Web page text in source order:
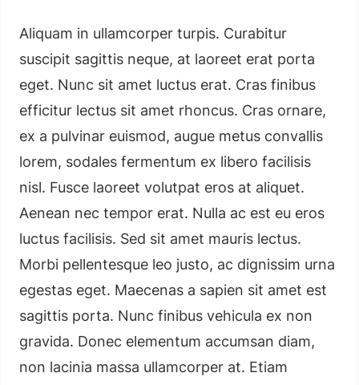
Aliquam in ullamcorper turpis. Curabitur
suscipit sagittis neque, at laoreet erat porta
eget. Nunc sit amet luctus erat. Cras finibus
efficitur lectus sit amet rhoncus. Cras ornare,
ex a pulvinar euismod, augue metus convallis
lorem, sodales fermentum ex libero facilisis
nisl. Fusce laoreet volutpat eros at aliquet.
Aenean nec tempor erat. Nulla ac est eu eros
luctus facilisis. Sed sit amet mauris lectus.
Morbi pellentesque leo justo, ac dignissim urna
egestas eget. Maecenas a sapien sit amet est
sagittis porta. Nunc finibus vehicula ex non
gravida. Donec elementum accumsan diam,
non lacinia massa ullamcorper at. Etiam